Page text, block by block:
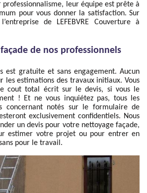
professionnalisme, leur équipe est prête à
pour vous donner la satisfaction. Sur
de LEFEBVRE Couverture à
de nos professionnels
est gratuite et sans engagement. Aucun
les estimations des travaux initiaux. Vous
le cout total écrit sur le devis, si vous le
! Et ne vous inquiétez pas, tous les
concernant notés sur le formulaire de
exclusivement confidentiels. Nous
un devis pour votre nettoyage façade,
estimer votre projet ou pour entrer en
pour le travail.